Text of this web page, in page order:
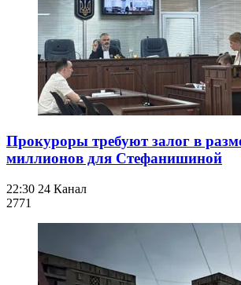
Прокуроры требуют залог в
миллионов для Стефанишиной
22:30 24 Канал
2771